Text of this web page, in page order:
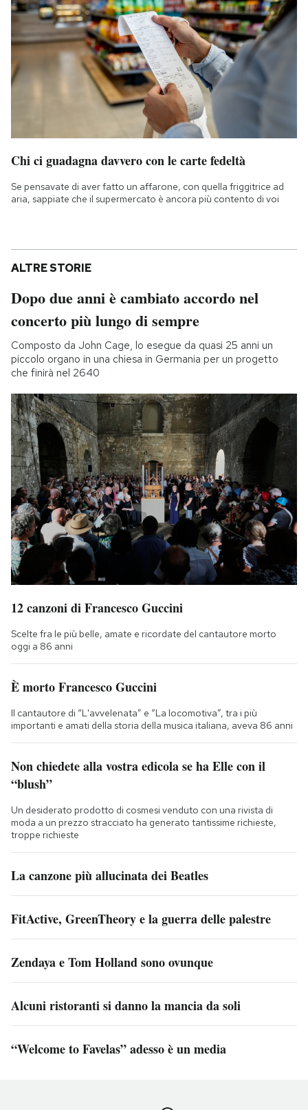
Chi ci guadagna davvero con le carte fedeltà
Se pensavate di aver fatto un affarone, con quella friggitrice ad
aria, sappiate che il supermercato è ancora più contento di voi
ALTRE STORIE
Dopo due anni è cambiato accordo nel
concerto più lungo di sempre
Composto da John Cage, lo esegue da quasi 25 anni un
piccolo organo in una chiesa in Germania per un progetto
che finirà nel 2640
12 canzoni di Francesco Guccini
Scelte fra le più belle, amate e ricordate del cantautore morto
oggi a 86 anni
È morto Francesco Guccini
Il cantautore di “L'avvelenata” e “La locomotiva”, tra i più
importanti e amati della storia della musica italiana, aveva 86 anni
Non chiedete alla vostra edicola se ha Elle con il
“blush”
Un desiderato prodotto di cosmesi venduto con una rivista di
moda a un prezzo stracciato ha generato tantissime richieste,
troppe richieste
La canzone più allucinata dei Beatles
FitActive, GreenTheory e la guerra delle palestre
Zendaya e Tom Holland sono ovunque
Alcuni ristoranti si danno la mancia da soli
“Welcome to Favelas” adesso è un media